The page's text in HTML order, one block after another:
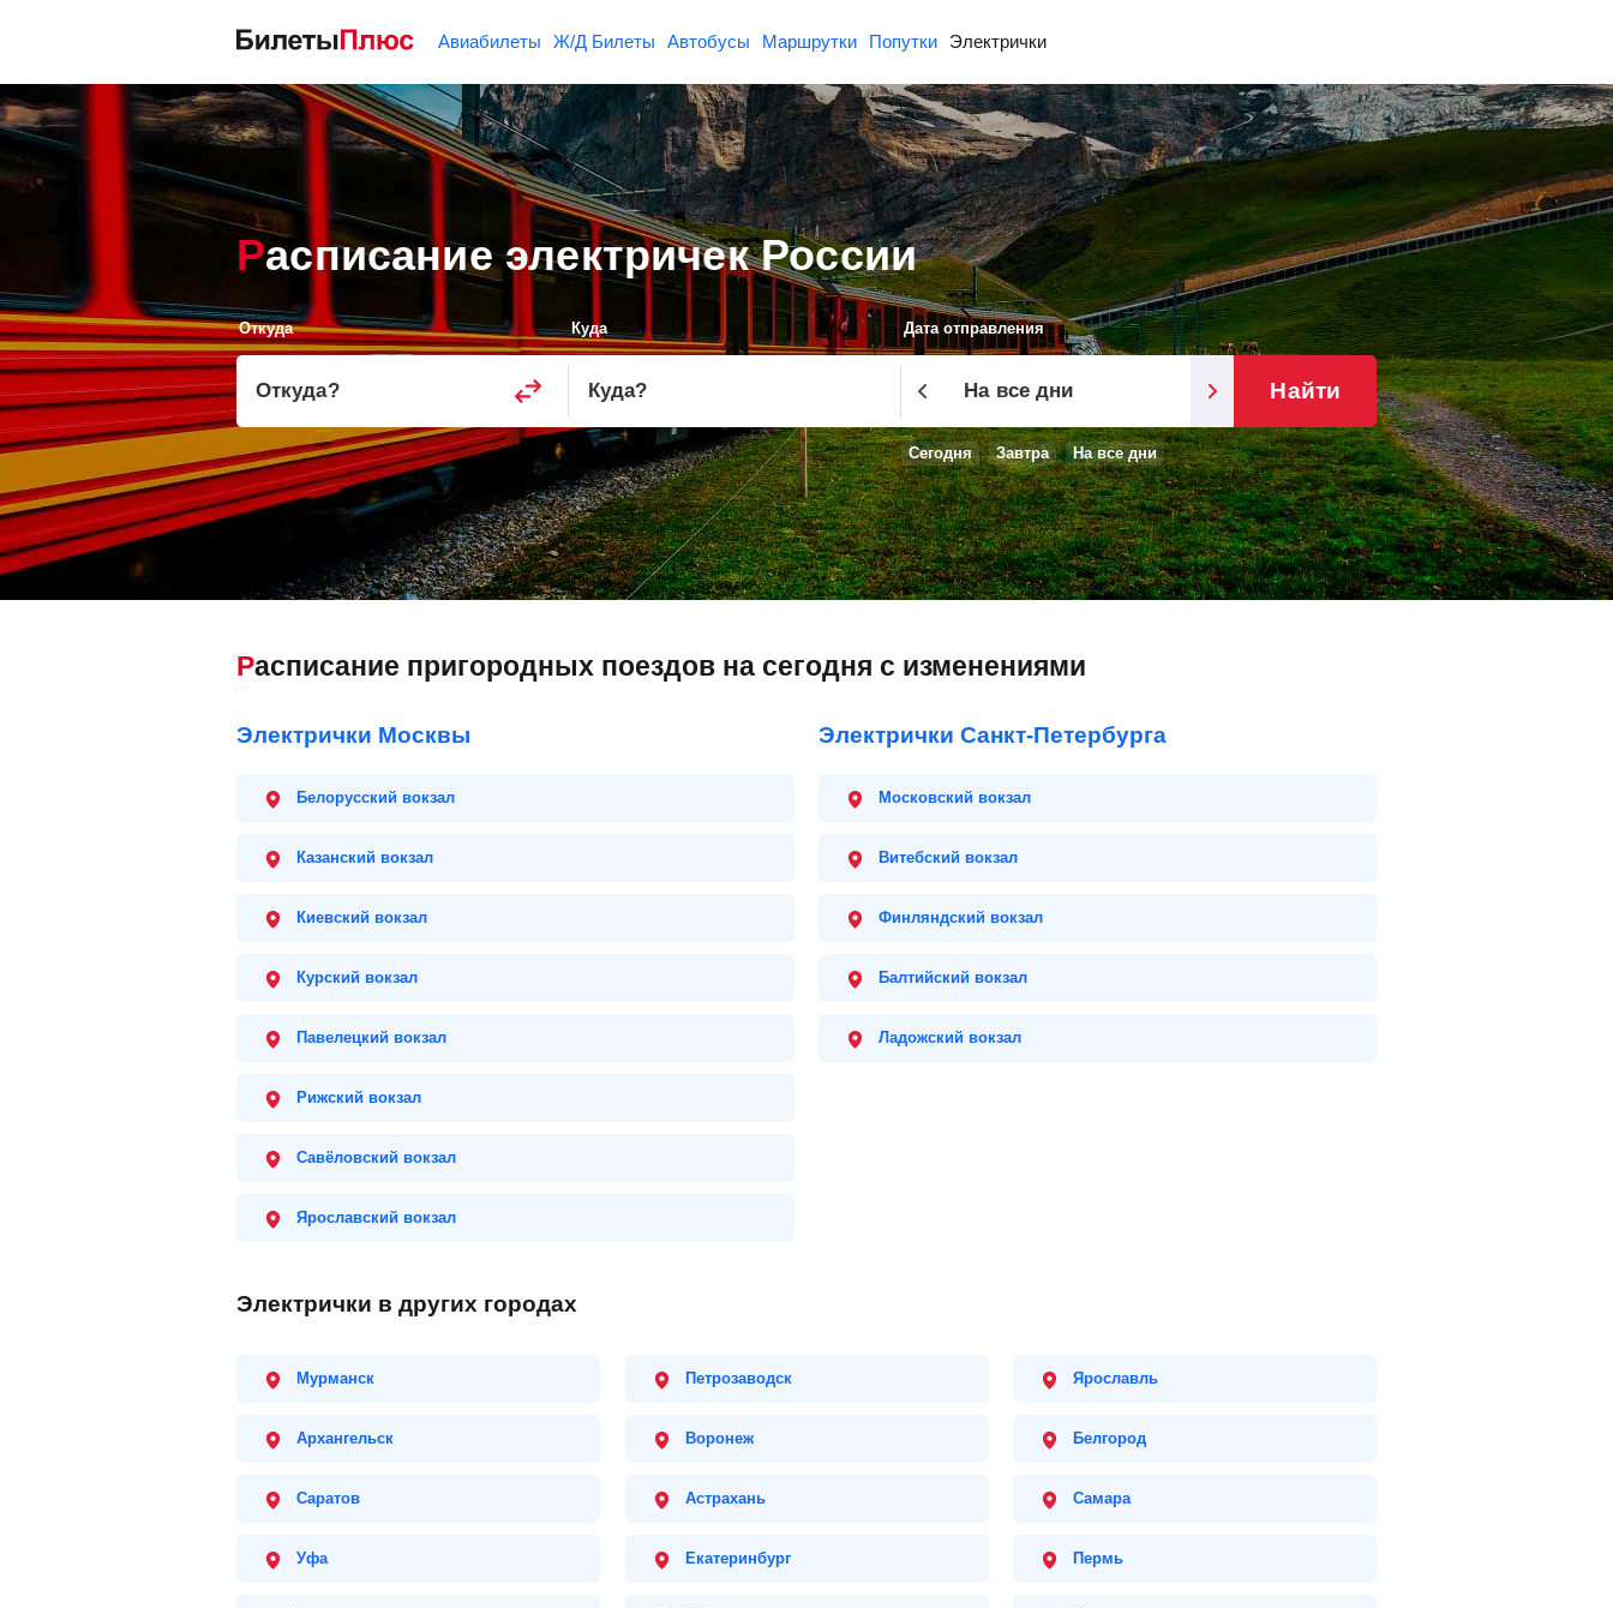
Авиабилеты Ж/Д Билеты Автобусы Маршрутки Попутки Электрички
Расписание электричек России
Откуда?
Откуда
Куда?
Куда
На все дни
Дата отправления
Сегодня Завтра На все дни
Найти
Расписание пригородных поездов на сегодня с изменениями
Электрички Москвы
Белорусский вокзал
Казанский вокзал
Киевский вокзал
Курский вокзал
Павелецкий вокзал
Рижский вокзал
Савёловский вокзал
Ярославский вокзал
Электрички Санкт-Петербурга
Московский вокзал
Витебский вокзал
Финляндский вокзал
Балтийский вокзал
Ладожский вокзал
Электрички в других городах
Мурманск Петрозаводск Ярославль
Архангельск Воронеж Белгород
Саратов Астрахань Самара
Уфа Екатеринбург Пермь